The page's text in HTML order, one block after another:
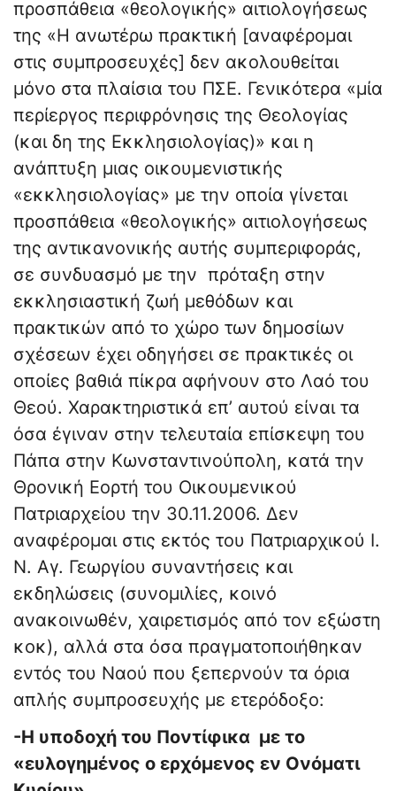
προσπάθεια «θεολογικής» αιτιολογήσεως
της «Η ανωτέρω πρακτική [αναφέρομαι
στις συμπροσευχές] δεν ακολουθείται
μόνο στα πλαίσια του ΠΣΕ. Γενικότερα «μία
περίεργος περιφρόνησις της Θεολογίας
(και δη της Εκκλησιολογίας)» και η
ανάπτυξη μιας οικουμενιστικής
«εκκλησιολογίας» με την οποία γίνεται
προσπάθεια «θεολογικής» αιτιολογήσεως
της αντικανονικής αυτής συμπεριφοράς,
σε συνδυασμό με την πρόταξη στην
εκκλησιαστική ζωή μεθόδων και
πρακτικών από το χώρο των δημοσίων
σχέσεων έχει οδηγήσει σε πρακτικές οι
οποίες βαθιά πίκρα αφήνουν στο Λαό του
Θεού. Χαρακτηριστικά επ’ αυτού είναι τα
όσα έγιναν στην τελευταία επίσκεψη του
Πάπα στην Κωνσταντινούπολη, κατά την
Θρονική Εορτή του Οικουμενικού
Πατριαρχείου την 30.11.2006. Δεν
αναφέρομαι στις εκτός του Πατριαρχικού Ι.
Ν. Αγ. Γεωργίου συναντήσεις και
εκδηλώσεις (συνομιλίες, κοινό
ανακοινωθέν, χαιρετισμός από τον εξώστη
κοκ), αλλά στα όσα πραγματοποιήθηκαν
εντός του Ναού που ξεπερνούν τα όρια
απλής συμπροσευχής με ετερόδοξο:
-Η υποδοχή του Ποντίφικα με το
«ευλογημένος ο ερχόμενος εν Ονόματι